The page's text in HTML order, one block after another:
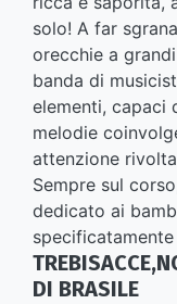
solo! A far
orecchie a
banda di
elementi, capaci
melodie
attenzione
Sempre sul
dedicato ai
DI BRASILE